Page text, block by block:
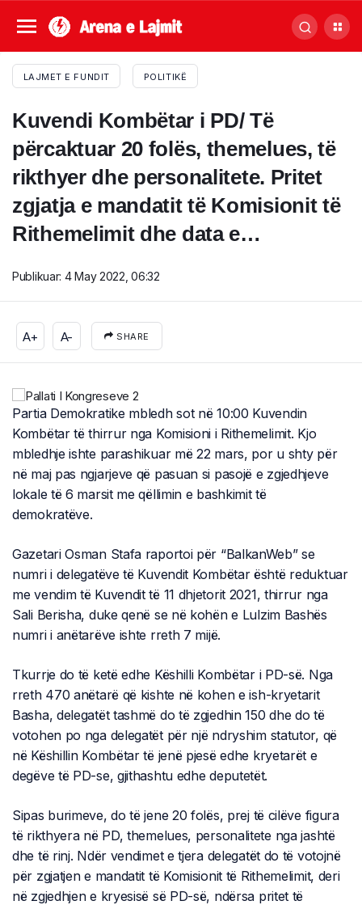
LAJMET E FUNDIT POLITIKË
Kuvendi Kombëtar i PD/ Të
përcaktuar 20 folës, themelues, të
rikthyer dhe personalitete. Pritet
zgjatja e mandatit të Komisionit të
Rithemelimit dhe data e…
Publikuar: 4 May 2022, 06:32
A+ A- SHARE
Partia Demokratike mbledh sot në 10:00 Kuvendin
Kombëtar të thirrur nga Komisioni i Rithemelimit. Kjo
mbledhje ishte parashikuar më 22 mars, por u shty për
në maj pas ngjarjeve që pasuan si pasojë e zgjedhjeve
lokale të 6 marsit me qëllimin e bashkimit të
demokratëve.
Gazetari Osman Stafa raportoi për “BalkanWeb” se
numri i delegatëve të Kuvendit Kombëtar është reduktuar
me vendim të Kuvendit të 11 dhjetorit 2021, thirrur nga
Sali Berisha, duke qenë se në kohën e Lulzim Bashës
numri i anëtarëve ishte rreth 7 mijë.
Tkurrje do të ketë edhe Këshilli Kombëtar i PD-së. Nga
rreth 470 anëtarë që kishte në kohen e ish-kryetarit
Basha, delegatët tashmë do të zgjedhin 150 dhe do të
votohen po nga delegatët për një ndryshim statutor, që
në Këshillin Kombëtar të jenë pjesë edhe kryetarët e
degëve të PD-se, gjithashtu edhe deputetët.
Sipas burimeve, do të jene 20 folës, prej të cilëve figura
të rikthyera në PD, themelues, personalitete nga jashtë
dhe të rinj. Ndër vendimet e tjera delegatët do të votojnë
për zgjatjen e mandatit të Komisionit të Rithemelimit, deri
në zgjedhjen e kryesisë së PD-së, ndërsa pritet të